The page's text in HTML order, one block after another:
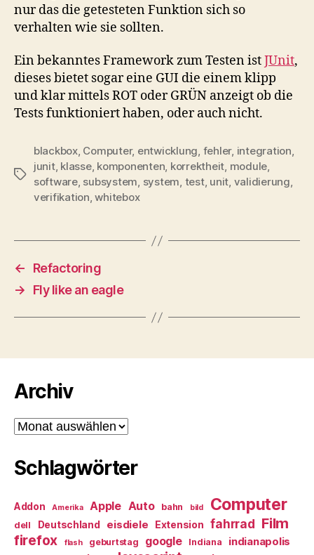
nur das die getesteten Funktion sich so
verhalten wie sie sollten.
Ein bekanntes Framework zum Testen istJUnit,
dieses bietet sogar eine GUI die einem klipp
und klar mittels ROT oder GRÜN anzeigt ob die
Tests funktioniert haben, oder auch nicht.
Schlagwörter
blackbox, Computer, entwicklung, fehler, integration,
junit, klasse, komponenten, korrektheit, module,
software, subsystem, system, test, unit, validierung,
verifikation,whitebox
←
Refactoring
→
Fly like an eagle
Archiv
Archiv
Schlagwörter
Addon Amerika Apple Auto bahn bild Computer
dell Deutschland eisdiele Extension fahrrad Film
firefox flash geburtstag google Indiana indianapolis